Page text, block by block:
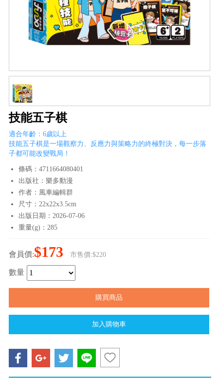
技能五子棋
適合年齡：6歲以上
技能五子棋是一場觀察力、反應力與策略力的終極對決，每一步落
子都可能改變戰局！
條碼：4711664080401
出版社：樂多動漫
作者：風車編輯群
尺寸：22x22x3.5cm
出版日期：2026-07-06
重量(g)：285
會員價:$173 市售價:$220
數量